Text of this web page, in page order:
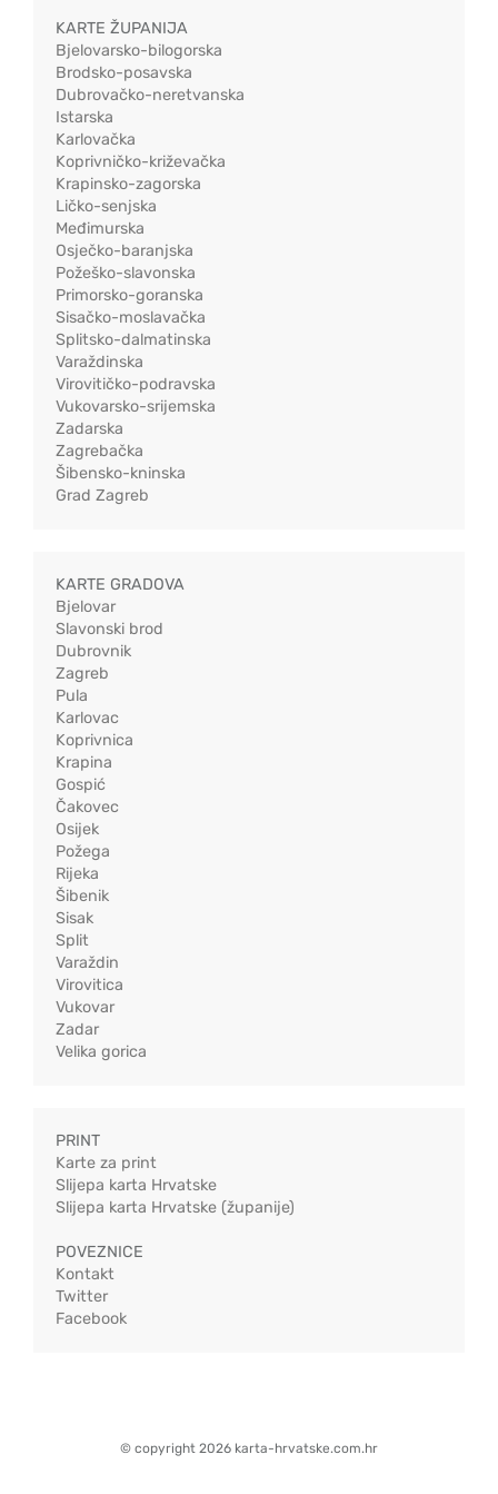
KARTE ŽUPANIJA
Bjelovarsko-bilogorska
Brodsko-posavska
Dubrovačko-neretvanska
Istarska
Karlovačka
Koprivničko-križevačka
Krapinsko-zagorska
Ličko-senjska
Međimurska
Osječko-baranjska
Požeško-slavonska
Primorsko-goranska
Sisačko-moslavačka
Splitsko-dalmatinska
Varaždinska
Virovitičko-podravska
Vukovarsko-srijemska
Zadarska
Zagrebačka
Šibensko-kninska
Grad Zagreb
KARTE GRADOVA
Bjelovar
Slavonski brod
Dubrovnik
Zagreb
Pula
Karlovac
Koprivnica
Krapina
Gospić
Čakovec
Osijek
Požega
Rijeka
Šibenik
Sisak
Split
Varaždin
Virovitica
Vukovar
Zadar
Velika gorica
PRINT
Karte za print
Slijepa karta Hrvatske
Slijepa karta Hrvatske (županije)
POVEZNICE
Kontakt
Twitter
Facebook
© copyright 2026 karta-hrvatske.com.hr